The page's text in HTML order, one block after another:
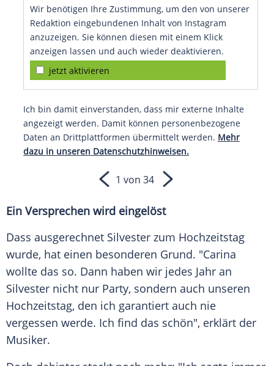
Wir benötigen Ihre Zustimmung, um den von unserer
Redaktion eingebundenen Inhalt von Instagram
anzuzeigen. Sie können diesen mit einem Klick
anzeigen lassen und auch wieder deaktivieren.
jetzt aktivieren
Ich bin damit einverstanden, dass mir externe Inhalte
angezeigt werden. Damit können personenbezogene
Daten an Drittplattformen übermittelt werden. Mehr
dazu in unseren Datenschutzhinweisen.
1 von 34
Ein Versprechen wird eingelöst
Dass ausgerechnet Silvester zum Hochzeitstag
wurde, hat einen besonderen Grund. "Carina
wollte das so. Dann haben wir jedes Jahr an
Silvester nicht nur Party, sondern auch unseren
Hochzeitstag, den ich garantiert auch nie
vergessen werde. Ich find das schön", erklärt der
Musiker.